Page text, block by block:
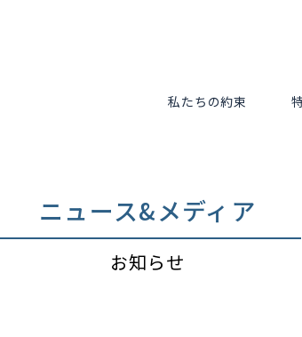
私たちの約束
ニュース&メディア
お知らせ